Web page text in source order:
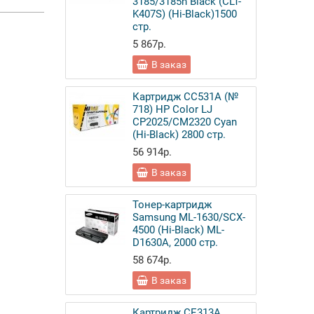
K407S) (Hi-Black)1500
стр.
5 867р.
В заказ
Картридж CC531A (№
718) HP Color LJ
CP2025/CM2320 Cyan
(Hi-Black) 2800 стр.
56 914р.
В заказ
Тонер-картридж
Samsung ML-1630/SCX-
4500 (Hi-Black) ML-
D1630A, 2000 стр.
58 674р.
В заказ